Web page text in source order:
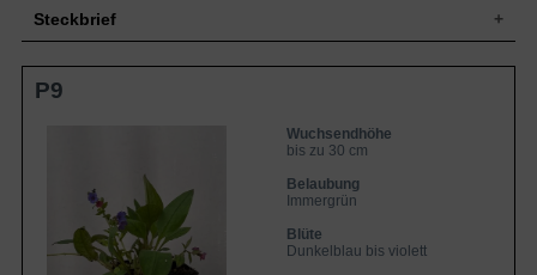
Steckbrief
Gehölzrandstaude, kissenartig,
Immergrün, lanzettlich, dunkelgrün
Blüte
Kräftig dunkelblau bis violett, einfach,
traubenartig, trichter- / kelchförmig,
zierend, reichblühend
Blütezeit
März bis Mai
P9
Wuchsendhöhe
bis zu 30 cm
Belaubung
Immergrün
Blüte
Dunkelblau bis violett